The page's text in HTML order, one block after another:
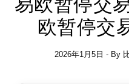
欧暂停交
2026年1月5日 - By